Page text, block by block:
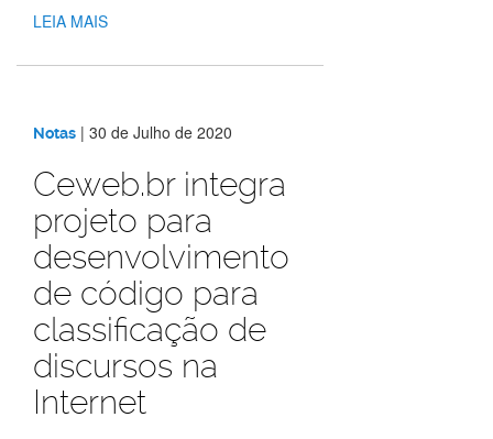
LEIA MAIS
Notas | 30 de Julho de 2020
Ceweb.br integra
projeto para
desenvolvimento
de código para
classificação de
discursos na
Internet